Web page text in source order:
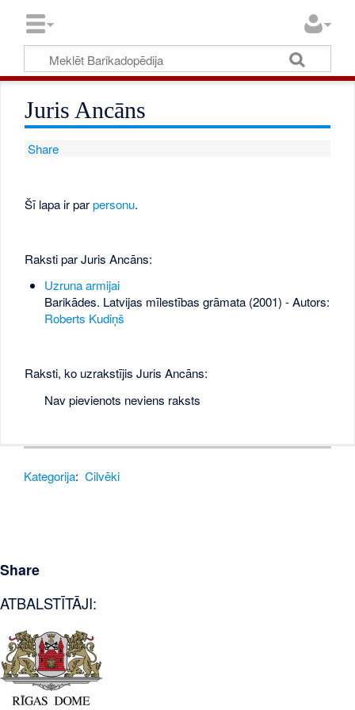
Juris Ancāns
Share
Šī lapa ir parpersonu.
Raksti par Juris Ancāns:
Uzruna armijai
Barikādes. Latvijas mīlestības grāmata (2001) - Autors:
Roberts Kudiņš
Raksti, ko uzrakstījis Juris Ancāns:
Nav pievienots neviens raksts
Kategorija: Cilvēki
Share
ATBALSTĪTĀJI: